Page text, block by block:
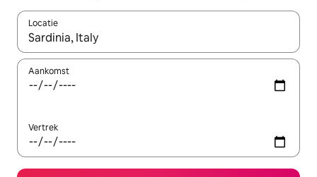
Locatie
Wanneer er suggesties beschikbaar zijn, maak je een keuze
Aankomst
Vertrek